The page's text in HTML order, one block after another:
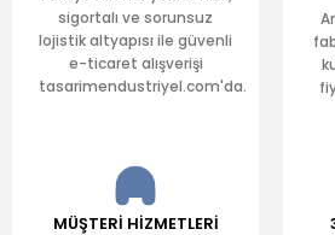
sigortalı ve sorunsuz
lojistik altyapısı ile güvenli
e-ticaret alışverişi
tasarimendustriyel.com'da.
MÜŞTERİ HİZMETLERİ